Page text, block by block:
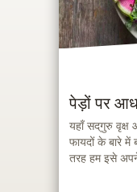
पेड़ों पर
यहाँ सद्‌गुरु वृक्ष
फायदों के बारे में
तरह हम इसे